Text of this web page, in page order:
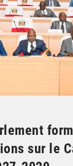
sur le